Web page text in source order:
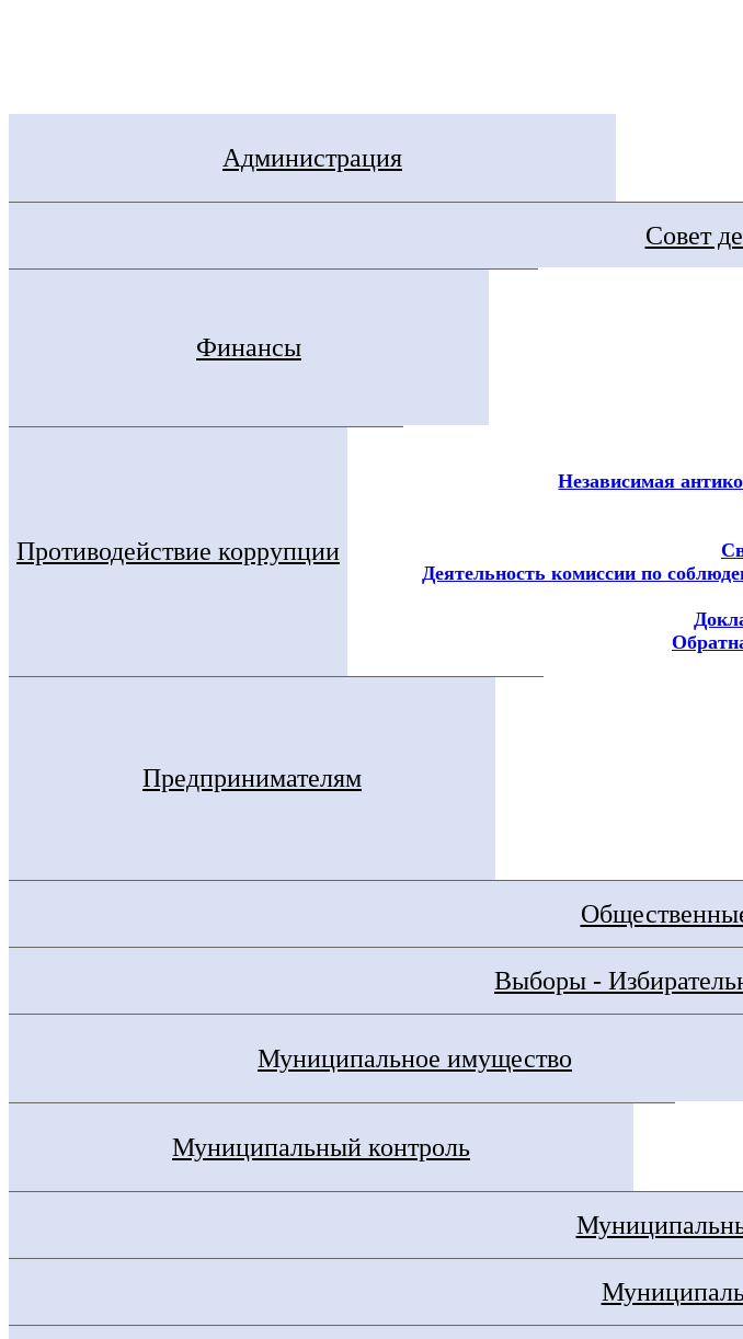
Администрация
Совет
Финансы
Противодействие коррупции
Независимая
Деятельность комиссии по
Предпринимателям
Выборы -
Муниципальное имущество
Муниципальный контроль